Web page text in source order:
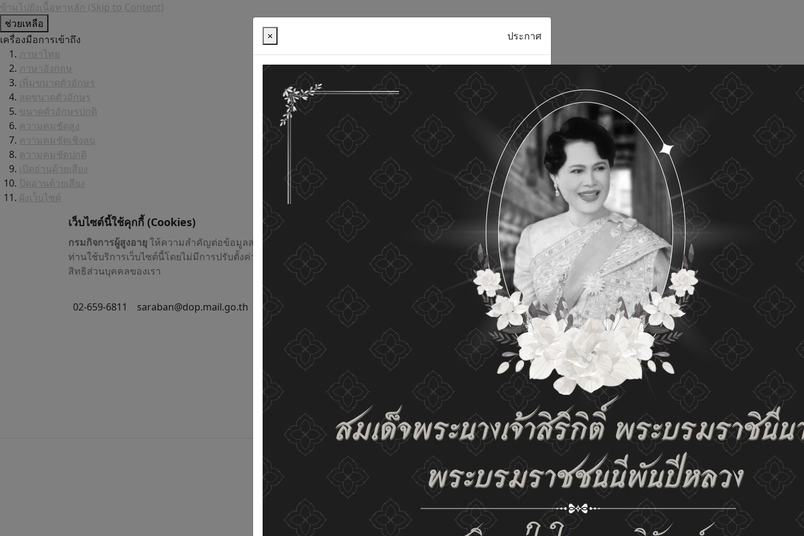
ข้ามไปยังเนื้อหาหลัก (Skip to Content)
ช่วยเหลือ
เครื่องมือการเข้าถึง
ภาษาไทย
ภาษาอังกฤษ
เพิ่มขนาดตัวอักษร
ลดขนาดตัวอักษร
ขนาดตัวอักษรปกติ
ความคมชัดสูง
ความคมชัดเชิงลบ
ความคมชัดปกติ
เปิดอ่านด้วยเสียง
ปิดอ่านด้วยเสียง
ผังเว็บไซต์
เว็บไซต์นี้ใช้คุกกี้ (Cookies)
กรมกิจการผู้สูงอายุให้ความสำคัญต่อข้อมูลส่วนบุคคลของท่าน เพื่อการพัฒนาและปรับปรุงเว็บไซต์ หาก
ท่านใช้บริการเว็บไซต์นี้โดยไม่มีการปรับตั้งค่าใดๆ แสดงว่าท่านยินยอมที่จะรับคุกกี้บนเว็บไซต์ และนโยบาย
สิทธิส่วนบุคคลของเรา
ดูรายละเอียด ยอมรับทั้งหมด
02-659-6811 saraban@dop.mail.go.th
เปลี่ยนการแสดงผล
ก-
CC
× ประกาศ